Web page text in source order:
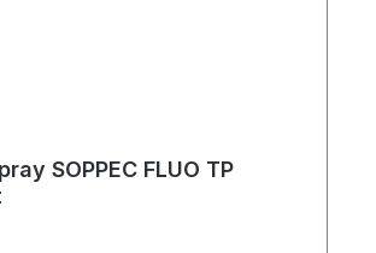
SOPPEC FLUO TP